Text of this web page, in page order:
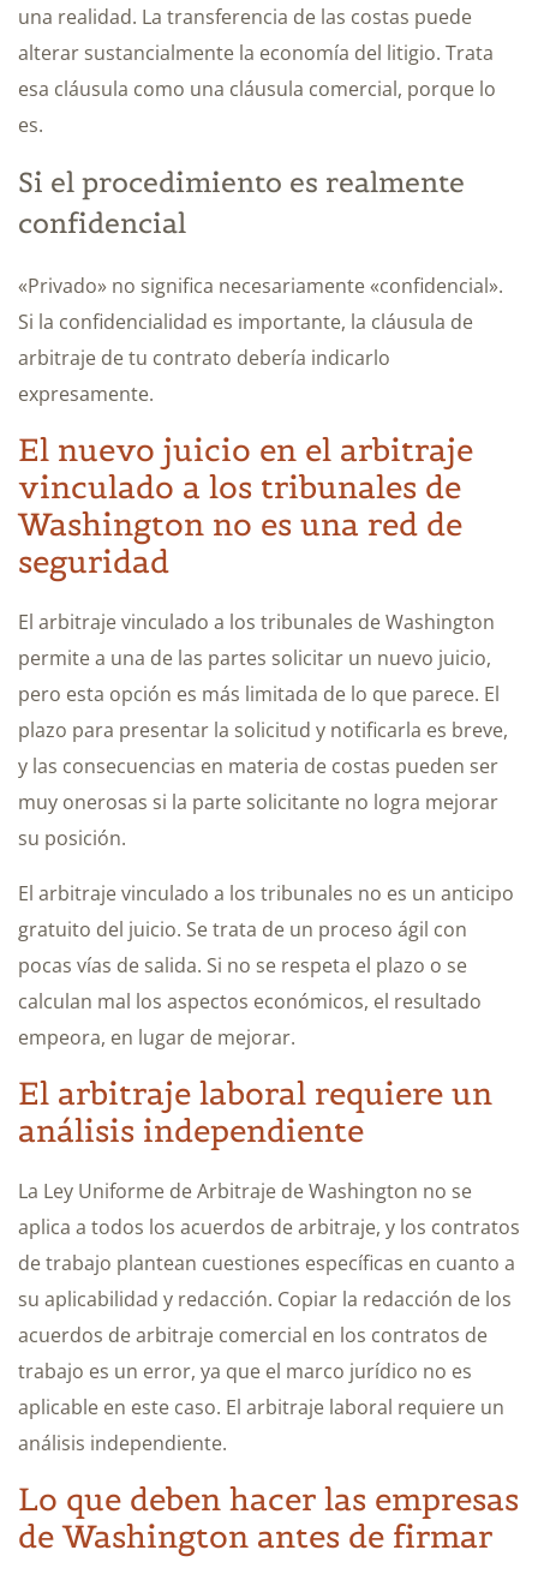
una realidad. La transferencia de las costas puede
alterar sustancialmente la economía del litigio. Trata
esa cláusula como una cláusula comercial, porque lo
es.
Si el procedimiento es realmente
confidencial
«Privado» no significa necesariamente «confidencial».
Si la confidencialidad es importante, la cláusula de
arbitraje de tu contrato debería indicarlo
expresamente.
El nuevo juicio en el arbitraje
vinculado a los tribunales de
Washington no es una red de
seguridad
El arbitraje vinculado a los tribunales de Washington
permite a una de las partes solicitar un nuevo juicio,
pero esta opción es más limitada de lo que parece. El
plazo para presentar la solicitud y notificarla es breve,
y las consecuencias en materia de costas pueden ser
muy onerosas si la parte solicitante no logra mejorar
su posición.
El arbitraje vinculado a los tribunales no es un anticipo
gratuito del juicio. Se trata de un proceso ágil con
pocas vías de salida. Si no se respeta el plazo o se
calculan mal los aspectos económicos, el resultado
empeora, en lugar de mejorar.
El arbitraje laboral requiere un
análisis independiente
La Ley Uniforme de Arbitraje de Washington no se
aplica a todos los acuerdos de arbitraje, y los contratos
de trabajo plantean cuestiones específicas en cuanto a
su aplicabilidad y redacción. Copiar la redacción de los
acuerdos de arbitraje comercial en los contratos de
trabajo es un error, ya que el marco jurídico no es
aplicable en este caso. El arbitraje laboral requiere un
análisis independiente.
Lo que deben hacer las empresas
de Washington antes de firmar